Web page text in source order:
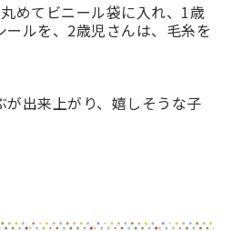
めてビニール袋に入れ、1歳
ールを、2歳児さんは、毛糸を
が出来上がり、嬉しそうな子